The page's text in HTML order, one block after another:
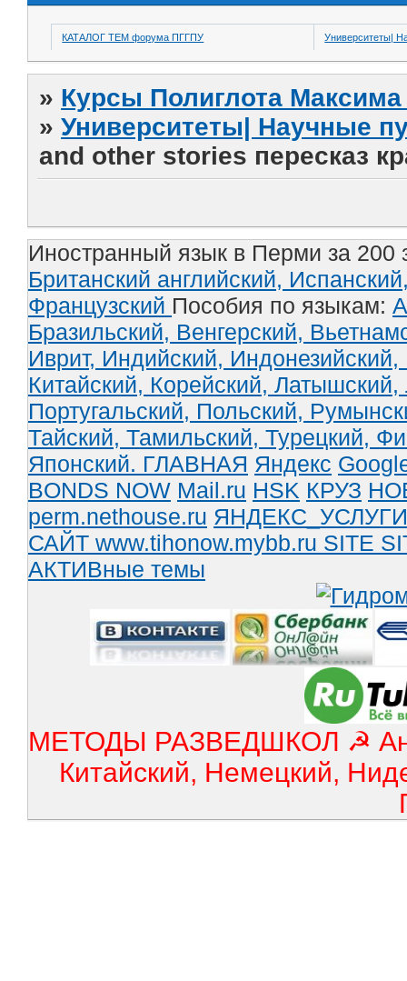
КАТАЛОГ ТЕМ форума ПГГПУ Университеты|
» Курсы Полиглота
»Университеты| Научные
and other stories пересказ
Иностранный язык в Перми за 200
Британский английский,
Французский Пособия по языкам:
Бразильский, Венгерский,
Иврит, Индийский, Индонезийский,
Китайский, Корейский, Латышский,
Португальский, Польский,
Тайский, Тамильский, Турецкий,
Японский. ГЛАВНАЯ Яндекс
BONDS NOW Mail.ru HSK КРУЗ
perm.nethouse.ru ЯНДЕКС_УСЛУГИ
САЙТ www.tihonow.mybb.ru SITE
АКТИВные темы
МЕТОДЫ РАЗВЕДШКОЛ ☭
Китайский, Немецкий,